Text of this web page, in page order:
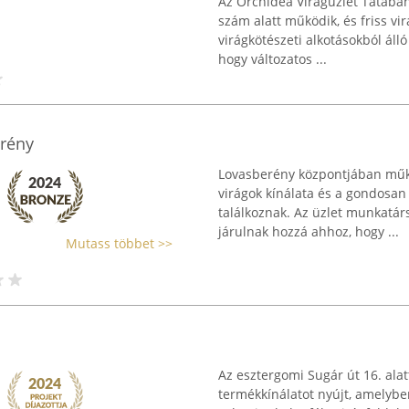
szám alatt működik, és friss
virágkötészeti alkotásokból
hogy változatos ...
Mutass többet >>
Lovasberény központjában
virágok kínálata és a
találkoznak. Az üzlet
járulnak hozzá ahhoz, hogy ...
Az esztergomi Sugár út 16.
termékkínálatot nyújt,